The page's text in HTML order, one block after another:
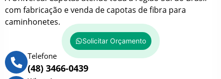
com fabricação e venda de capotas de fibra para
caminhonetes.
Solicitar Orçamento
Telefone
(48) 3466-0439